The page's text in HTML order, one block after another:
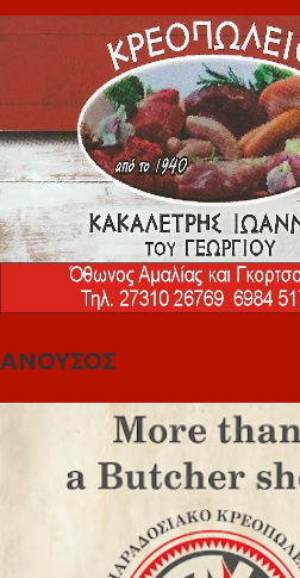
ΑΝΟΥΣΟΣ